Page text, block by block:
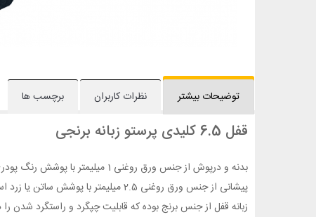
توضیحات بیشتر نظرات کاربران برچسب ها
قفل 6.5 کلیدی پرستو زبانه برنجی
بدنه و درپوش از جنس ورق روغنی 1 میلیمتر با پوشش رنگ پودری الکترواستاتیک است.
پیشانی از جنس ورق روغنی 2.5 میلیمتر با پوشش ساتن یا زرد است.
زبانه قفل از جنس برنج بوده که قابلیت چپگرد و راستگرد شدن را